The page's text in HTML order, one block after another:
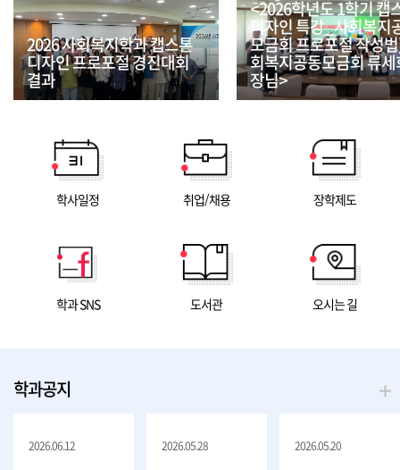
2026 사회복지학과 캡스톤
디자인 프로포절 경진대회
결과
<2026학년도 1학기 캡
디자인 특강_사회복지
모금회 프로포절 작성
회복지공동모금회 류세
장님>
학사일정 취업/채용 장학제도
학과 SNS 도서관 오시는 길
학과공지
2026.06.12 2026.05.28 2026.05.20